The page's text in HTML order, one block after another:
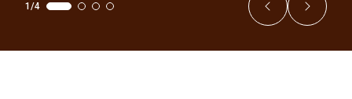
1/4